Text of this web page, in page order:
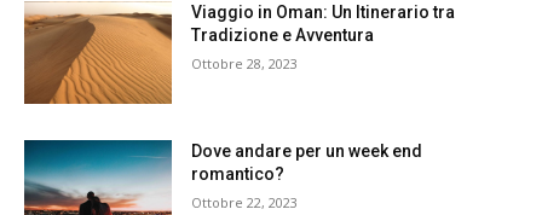
Viaggio in Oman: Un Itinerario tra
Tradizione e Avventura
Ottobre 28, 2023
Dove andare per un week end
romantico?
Ottobre 22, 2023